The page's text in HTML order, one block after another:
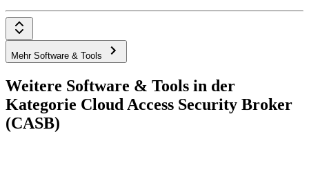
Mehr Software & Tools
Weitere Software & Tools in der
Kategorie Cloud Access Security Broker
(CASB)